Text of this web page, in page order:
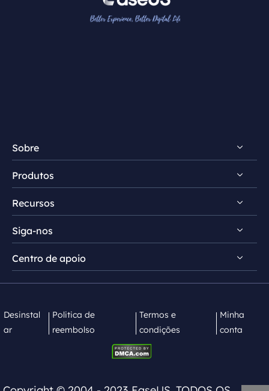
Sobre
Conheça EaseUS
Comentários e prêmios
Contrato de licença
Produtos
RecExperts para Windows
RecExperts para Mac
Screen Recorder Online
Recursos
Dicas de gravação de tela
Mac App Store
Siga-nos
  
Centro de apoio
Desinstal
ar
Politica de
reembolso
Termos e
condições
Minha
conta